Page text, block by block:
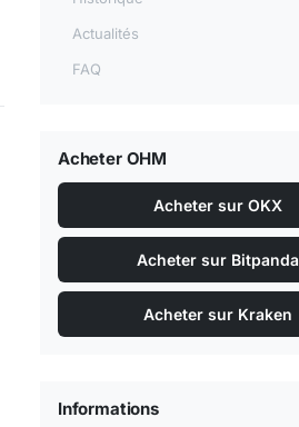
Actualités
FAQ
Acheter OHM
Acheter sur OKX
Acheter sur Bitpanda
Acheter sur Kraken
Informations